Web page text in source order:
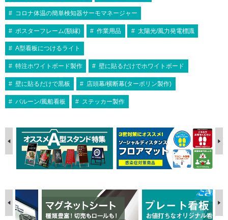
コロナ体温の簡単検知器サーモマネージャー
ポスターフレーム(額縁) 作業用品 太陽光/風力発電標識
A型看板につけるライト
特注ホワイトボード製作 壁に貼るだけでホワイトボード
壁に貼るだけで黒板 店頭幕/横断幕(ターポリン製作)
バルーン/風船看板 ステッカー製作